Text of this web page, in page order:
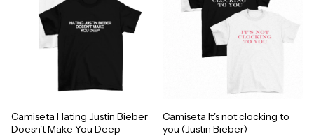
Camiseta Hating Justin Bieber
Doesn't Make You Deep
Camiseta It's not clocking to
you (Justin Bieber)